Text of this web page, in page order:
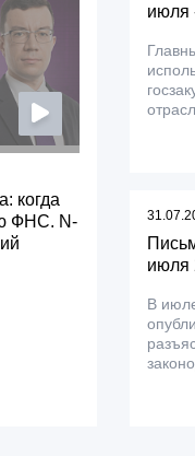
когда
ФНС. N-
июля
июля
В